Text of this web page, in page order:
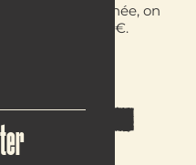
cours de la journée, on
de 4,50 à 12 €.
group.com
DANS ELLE